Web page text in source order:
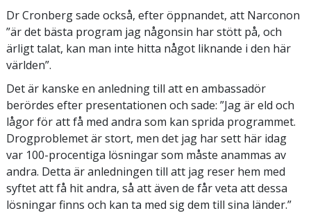
Dr Cronberg sade också, efter öppnandet, att Narconon
”är det bästa program jag någonsin har stött på, och
ärligt talat, kan man inte hitta något liknande i den här
världen”.
Det är kanske en anledning till att en ambassadör
berördes efter presentationen och sade: ”Jag är eld och
lågor för att få med andra som kan sprida programmet.
Drogproblemet är stort, men det jag har sett här idag
var 100-procentiga lösningar som måste anammas av
andra. Detta är anledningen till att jag reser hem med
syftet att få hit andra, så att även de får veta att dessa
lösningar finns och kan ta med sig dem till sina länder.”